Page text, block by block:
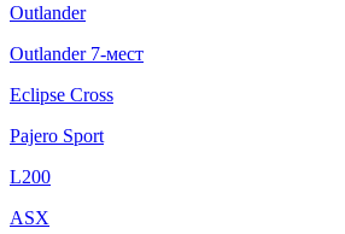
Outlander
Outlander 7-мест
Eclipse Cross
Pajero Sport
L200
ASX